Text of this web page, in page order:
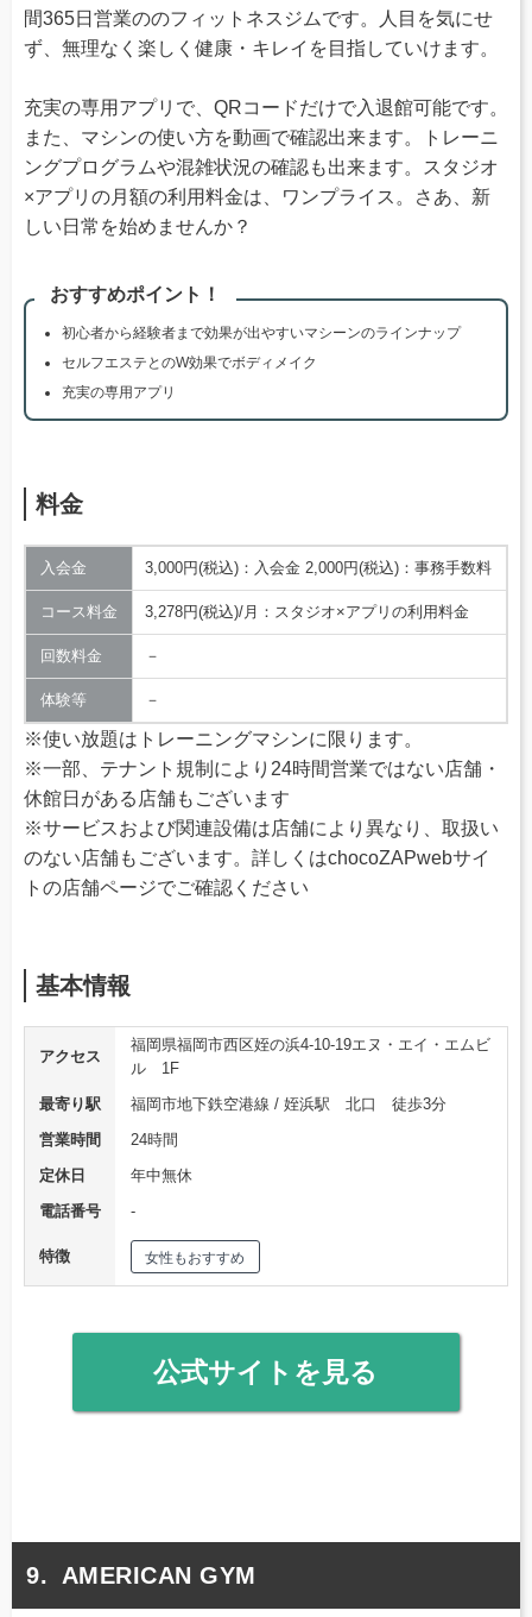
間365日営業ののフィットネスジムです。人目を気にせ
ず、無理なく楽しく健康・キレイを目指していけます。
充実の専用アプリで、QRコードだけで入退館可能です。
また、マシンの使い方を動画で確認出来ます。トレーニ
ングプログラムや混雑状況の確認も出来ます。スタジオ
×アプリの月額の利用料金は、ワンプライス。さあ、新
しい日常を始めませんか？
おすすめポイント！
初心者から経験者まで効果が出やすいマシーンのラインナップ
セルフエステとのW効果でボディメイク
充実の専用アプリ
料金
入会金 3,000円(税込)：入会金 2,000円(税込)：事務手数料
コース料金 3,278円(税込)/月：スタジオ×アプリの利用料金
回数料金 －
体験等 －
※使い放題はトレーニングマシンに限ります。
※一部、テナント規制により24時間営業ではない店舗・
休館日がある店舗もございます
※サービスおよび関連設備は店舗により異なり、取扱い
のない店舗もございます。詳しくはchocoZAPwebサイ
トの店舗ページでご確認ください
基本情報
アクセス
福岡県福岡市西区姪の浜4-10-19エヌ・エイ・エムビ
ル 1F
最寄り駅
福岡市地下鉄空港線 / 姪浜駅 北口 徒歩3分
営業時間
24時間
定休日
年中無休
電話番号
‐
特徴 女性もおすすめ
公式サイトを見る
AMERICAN GYM